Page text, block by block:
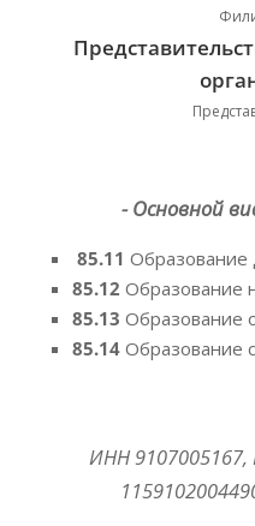
- Основной
85.11
85.12 Образование
85.13 Образование
85.14 Образование
ИНН